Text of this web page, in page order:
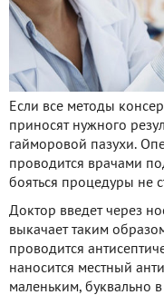
Если все методы
приносят нужного
гайморовой пазухи.
проводится врачами
бояться процедуры не
Доктор введет через
выкачает таким
проводится
наносится местный
маленьким, буквально